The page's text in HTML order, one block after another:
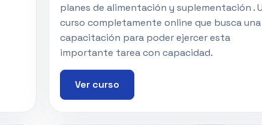
planes de alimentación y suplementación .
curso completamente online que busca una
capacitación para poder ejercer esta
importante tarea con capacidad.
Ver curso